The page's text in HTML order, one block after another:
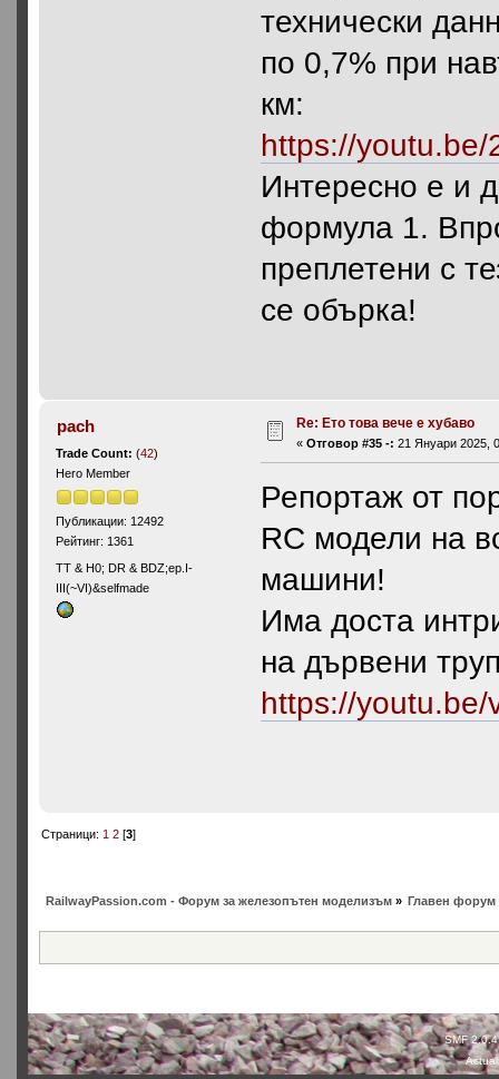
технически
по 0,7% при
км:
https://youtu.be/
Интересно е и
формула 1.
преплетени с
се обърка!
pach
Trade Count:(42)
Hero Member
Публикации: 12492
Рейтинг: 1361
ТТ & Н0; DR & BDZ;ep.I-
III(~VI)&selfmade
Re: Ето това вече е хубаво
«Отговор #35 -: 21 Януари 2025,
Репортаж от
RC модели на
машини!
Има доста
на дървени
https://youtu.be/
Страници: 1 2[3]
RailwayPassion.com - Форум за железопътен моделизъм» Главен форум
SMF 2.0.4